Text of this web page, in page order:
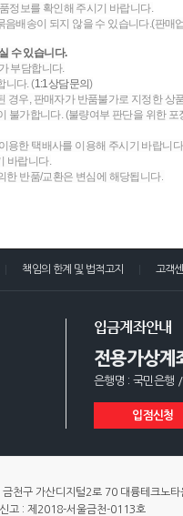
정보를 확인해 주시기 바랍니다.
음배송이 되지 않을 수 있습니다.(판
수 있습니다.
부담합니다.
니다. (1:1상담문의)
경우, 판매자가 반품불가로 지정한 상
가합니다. (불량여부 판단을 위한
용한 택배사를 이용해 주시기 바랍니
바랍니다.
한 반품/교환은 변심에 해당됩니다.
책임의 한계 및 법적고지 고객
입금계좌안내
전용가상계
은행명 : 국민은행
입점신청
금천구 가산디지털2로 70 대륭테크노
고 : 제2018-서울금천-0113호